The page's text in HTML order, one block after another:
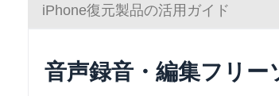
iPhone復元製品の活用ガイド
音声録音・編集フリ